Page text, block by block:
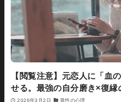
【閲覧注意】元恋人に「血
せる。最強の自分磨き×復縁
2026年3月2日 異性の心理